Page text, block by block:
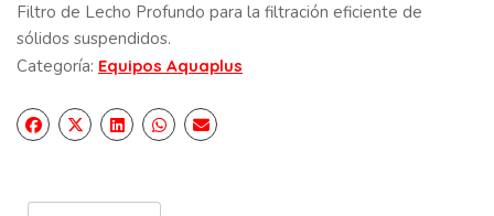
Filtro de Lecho Profundo para la filtración eficiente de
sólidos suspendidos.
Categoría: Equipos Aquaplus